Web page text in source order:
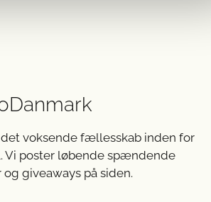
voksende fællesskab inden for
Vi poster løbende spændende
giveaways på siden.